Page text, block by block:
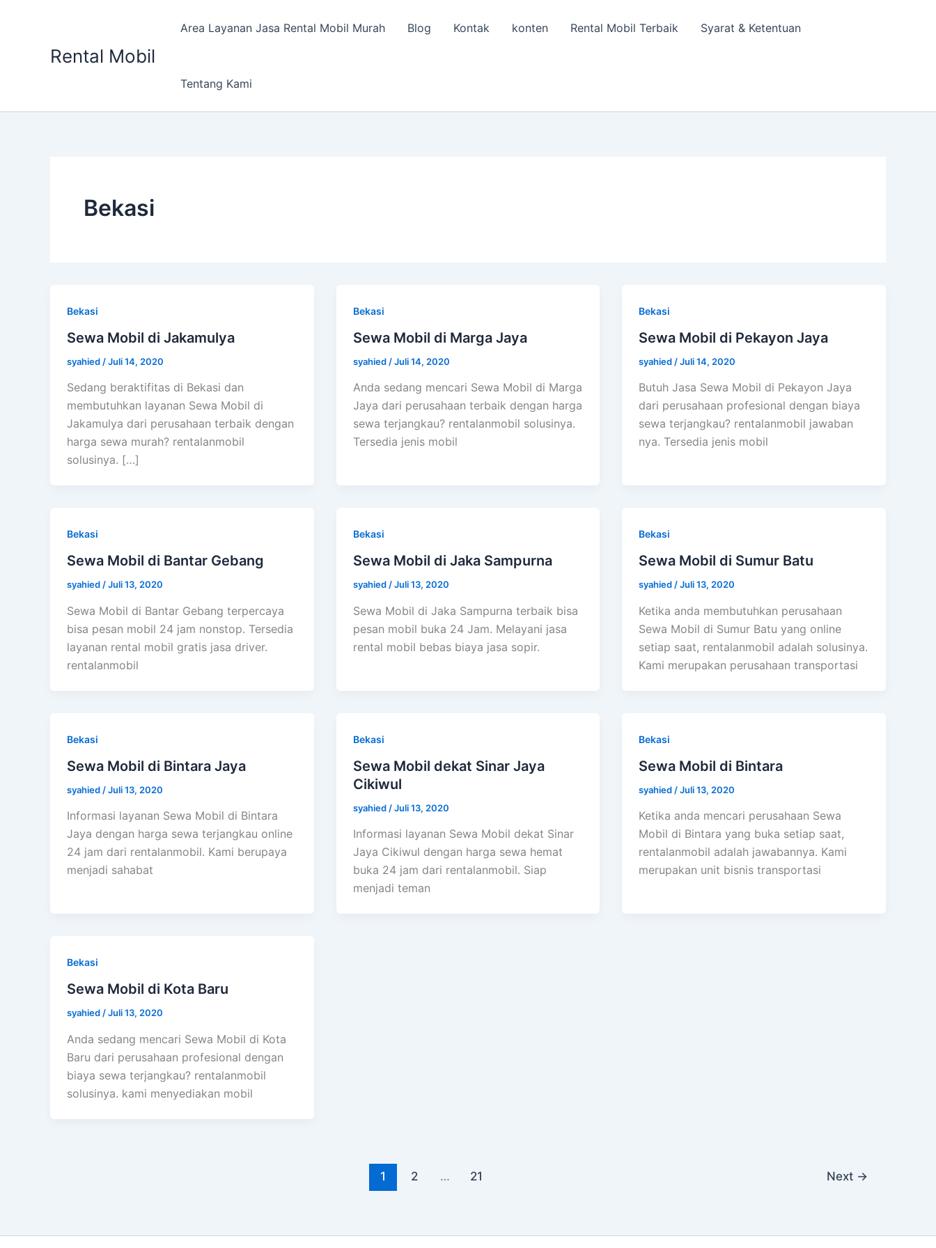
Rental Mobil
Area Layanan Jasa Rental Mobil Murah Blog Kontak konten Rental Mobil Terbaik Syarat & Ketentuan
Tentang Kami
Bekasi
Bekasi
Sewa Mobil di Jakamulya
syahied /Juli 14, 2020
Sedang beraktifitas di Bekasi dan
membutuhkan layanan Sewa Mobil di
Jakamulya dari perusahaan terbaik dengan
harga sewa murah? rentalanmobil
solusinya. […]
Bekasi
Sewa Mobil di Marga Jaya
syahied /Juli 14, 2020
Anda sedang mencari Sewa Mobil di Marga
Jaya dari perusahaan terbaik dengan harga
sewa terjangkau? rentalanmobil solusinya.
Tersedia jenis mobil
Bekasi
Sewa Mobil di Pekayon Jaya
syahied /Juli 14, 2020
Butuh Jasa Sewa Mobil di Pekayon Jaya
dari perusahaan profesional dengan biaya
sewa terjangkau? rentalanmobil jawaban
nya. Tersedia jenis mobil
Bekasi
Sewa Mobil di Bantar Gebang
syahied /Juli 13, 2020
Sewa Mobil di Bantar Gebang terpercaya
bisa pesan mobil 24 jam nonstop. Tersedia
layanan rental mobil gratis jasa driver.
rentalanmobil
Bekasi
Sewa Mobil di Jaka Sampurna
syahied /Juli 13, 2020
Sewa Mobil di Jaka Sampurna terbaik bisa
pesan mobil buka 24 Jam. Melayani jasa
rental mobil bebas biaya jasa sopir.
Bekasi
Sewa Mobil di Sumur Batu
syahied /Juli 13, 2020
Ketika anda membutuhkan perusahaan
Sewa Mobil di Sumur Batu yang online
setiap saat, rentalanmobil adalah solusinya.
Kami merupakan perusahaan transportasi
Bekasi
Sewa Mobil di Bintara Jaya
syahied /Juli 13, 2020
Informasi layanan Sewa Mobil di Bintara
Jaya dengan harga sewa terjangkau online
24 jam dari rentalanmobil. Kami berupaya
menjadi sahabat
Bekasi
Sewa Mobil dekat Sinar Jaya
Cikiwul
syahied /Juli 13, 2020
Informasi layanan Sewa Mobil dekat Sinar
Jaya Cikiwul dengan harga sewa hemat
buka 24 jam dari rentalanmobil. Siap
menjadi teman
Bekasi
Sewa Mobil di Bintara
syahied /Juli 13, 2020
Ketika anda mencari perusahaan Sewa
Mobil di Bintara yang buka setiap saat,
rentalanmobil adalah jawabannya. Kami
merupakan unit bisnis transportasi
Bekasi
Sewa Mobil di Kota Baru
syahied /Juli 13, 2020
Anda sedang mencari Sewa Mobil di Kota
Baru dari perusahaan profesional dengan
biaya sewa terjangkau? rentalanmobil
solusinya. kami menyediakan mobil
1 2 … 21 Next →